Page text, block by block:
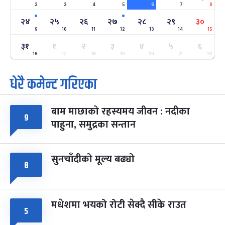
सोम फाल्गुन २४, २०८३- Mar 8, 2027
२५
मंगल
ग्याल्पो ल्होसार
फाल्गुन २५, २०८३ Mar 9, 2027
७ महिना बाँकी
७
आइत
पूर्णिमा व्रत
चैत्र ७, २०८३-Mar 21, 2027
८
सोम
फागुपूर्णिमा
चैत्र ८, २०८३-Mar 22, 2027
७ महिना बाँकी
2 3 4 5 6 7 8
२४
9
२५
10
२६
11
२७
12
२८
13
२९
14
३०
15
३१
16
१
17
२
18
३
19
४
20
५
21
६
22
धेरै कमेन्ट गरिएका
९ बाम माछाको रहस्यमय जीवन : नदीका
पाहुना, समुद्रका सन्तान
८ सुनचाँदीको मूल्य बढ्यो
५ मधेशमा भयको रोटी सेक्दै सीके राउत